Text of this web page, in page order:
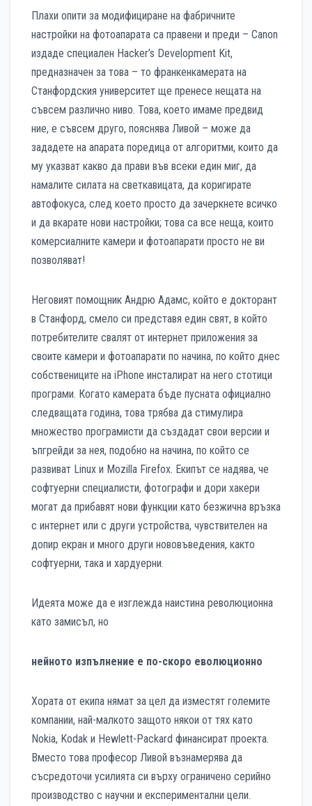
Плахи опити за модифициране на фабричните
настройки на фотоапарата са правени и преди – Canon
издаде специален Hacker’s Development Kit,
предназначен за това – то франкенкамерата на
Станфордския университет ще пренесе нещата на
съвсем различно ниво. Това, което имаме предвид
ние, е съвсем друго, пояснява Ливой – може да
зададете на апарата поредица от алгоритми, които да
му указват какво да прави във всеки един миг, да
намалите силата на светкавицата, да коригирате
автофокуса, след което просто да зачеркнете всичко
и да вкарате нови настройки; това са все неща, които
комерсиалните камери и фотоапарати просто не ви
позволяват!
Неговият помощник Андрю Адамс, който е докторант
в Станфорд, смело си представя един свят, в който
потребителите свалят от интернет приложения за
своите камери и фотоапарати по начина, по който днес
собствениците на iPhone инсталират на него стотици
програми. Когато камерата бъде пусната официално
следващата година, това трябва да стимулира
множество програмисти да създадат свои версии и
ъпгрейди за нея, подобно на начина, по който се
развиват Linux и Mozilla Firefox. Екипът се надява, че
софтуерни специалисти, фотографи и дори хакери
могат да прибавят нови функции като безжична връзка
с интернет или с други устройства, чувствителен на
допир екран и много други нововъведения, както
софтуерни, така и хардуерни.
Идеята може да е изглежда наистина революционна
като замисъл, но
нейното изпълнение е по-скоро еволюционно
Хората от екипа нямат за цел да изместят големите
компании, най-малкото защото някои от тях като
Nokia, Kodak и Hewlett-Packard финансират проекта.
Вместо това професор Ливой възнамерява да
съсредоточи усилията си върху ограничено серийно
производство с научни и експериментални цели.